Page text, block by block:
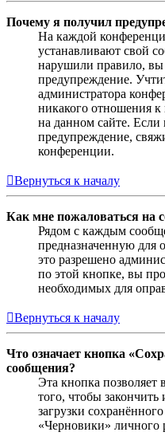
Почему я получил
На каждой
устанавливают свой
нарушили правило,
предупреждение.
администратора
никакого отношения
на данном сайте. Если
предупреждение,
конференции.
Вернуться к началу
Как мне пожаловаться на
Рядом с каждым
предназначенную для
это разрешено
по этой кнопке, вы
необходимых для
Вернуться к началу
Что означает кнопка
сообщения?
Эта кнопка позволяет
того, чтобы
загрузки
«Черновики» личного